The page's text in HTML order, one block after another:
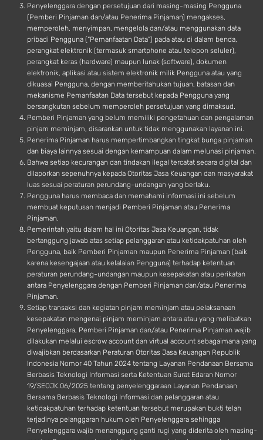
Penyelenggara dengan persetujuan dari masing-masing Pengguna
(Pemberi Pinjaman dan/atau Penerima Pinjaman) mengakses,
memperoleh, menyimpan, mengelola dan/atau menggunakan data
pribadi Pengguna (“Pemanfaatan Data”) pada atau di dalam benda,
perangkat elektronik (termasuk smartphone atau telepon seluler),
perangkat keras (hardware) maupun lunak (software), dokumen
elektronik, aplikasi atau sistem elektronik milik Pengguna atau yang
dikuasai Pengguna, dengan memberitahukan tujuan, batasan dan
mekanisme Pemanfaatan Data tersebut kepada Pengguna yang
bersangkutan sebelum memperoleh persetujuan yang dimaksud.
Pemberi Pinjaman yang belum memiliki pengetahuan dan pengalaman
pinjam meminjam, disarankan untuk tidak menggunakan layanan ini.
Penerima Pinjaman harus mempertimbangkan tingkat bunga pinjaman
dan biaya lainnya sesuai dengan kemampuan dalam melunasi pinjaman.
Bahwa setiap kecurangan dan tindakan ilegal tercatat secara digital dan
dilaporkan sepenuhnya kepada Otoritas Jasa Keuangan dan masyarakat
luas sesuai peraturan perundang-undangan yang berlaku.
Pengguna harus membaca dan memahami informasi ini sebelum
membuat keputusan menjadi Pemberi Pinjaman atau Penerima
Pinjaman.
Pemerintah yaitu dalam hal ini Otoritas Jasa Keuangan, tidak
bertanggung jawab atas setiap pelanggaran atau ketidakpatuhan oleh
Pengguna, baik Pemberi Pinjaman maupun Penerima Pinjaman (baik
karena kesengajaan atau kelalaian Pengguna) terhadap ketentuan
peraturan perundang-undangan maupun kesepakatan atau perikatan
antara Penyelenggara dengan Pemberi Pinjaman dan/atau Penerima
Pinjaman.
Setiap transaksi dan kegiatan pinjam meminjam atau pelaksanaan
kesepakatan mengenai pinjam meminjam antara atau yang melibatkan
Penyelenggara, Pemberi Pinjaman dan/atau Penerima Pinjaman wajib
dilakukan melalui escrow account dan virtual account sebagaimana yang
diwajibkan berdasarkan Peraturan Otoritas Jasa Keuangan Republik
Indonesia Nomor 40 Tahun 2024 tentang Layanan Pendanaan Bersama
Berbasis Teknologi Informasi serta Ketentuan Surat Edaran Nomor
19/SEOJK.06/2025 tentang penyelenggaraan Layanan Pendanaan
Bersama Berbasis Teknologi Informasi dan pelanggaran atau
ketidakpatuhan terhadap ketentuan tersebut merupakan bukti telah
terjadinya pelanggaran hukum oleh Penyelenggara sehingga
Penyelenggara wajib menanggung ganti rugi yang diderita oleh masing-